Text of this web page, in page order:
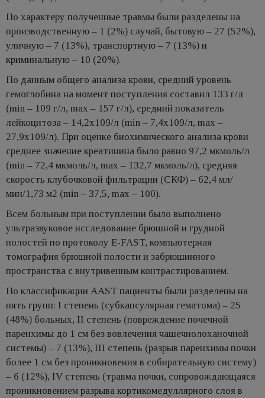
По характеру полученные травмы были разделены на
производственную – 1 (2%) случай, бытовую – 27 (52%),
уличную – 7 (13%), транспортную – 7 (13%) и
криминальную – 10 (20%).
По данным общего анализа крови, средний уровень
гемоглобина на момент поступления составил 133 г/л
(min – 109 г/л, max – 157 г/л), средний показатель
лейкоцитоза – 14,2х109/л (min – 7,4х109/л, max –
27,9х109/л). При оценке биохимического анализа крови
среднее значение креатинина было равно 97,2 мкмоль/л
(min – 72,4 мкмоль/л, max – 132,7 мкмоль/л), средняя
скорость клубочковой фильтрации (СКФ) – 62,4 мл/
мин/1,73 м2 (min – 37,5, max – 100).
Всем больным при поступлении было выполнено
ультразвуковое исследование брюшной и грудной
полостей по протоколу E-FAST, компьютерная
томография брюшной полости и забрюшинного
пространства с внутривенным контрастированием.
По классификации AAST пациенты были разделены на
пять групп: I степень (субкапсулярная гематома) – 25
(48%) больных, II степень (повреждение почечной
паренхимы до 1 см без вовлечения чашечнолоханочной
системы) – 7 (13%), III степень (разрыв паренхимы почки
более 1 см без проникновения в собирательную систему)
– 6 (12%), IV степень (травма почки, сопровождающаяся
проникновением разрыва кортикомедуллярного слоя в